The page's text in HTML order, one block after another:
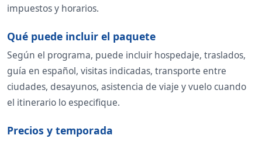
impuestos y horarios.
Qué puede incluir el paquete
Según el programa, puede incluir hospedaje, traslados,
guía en español, visitas indicadas, transporte entre
ciudades, desayunos, asistencia de viaje y vuelo cuando
el itinerario lo especifique.
Precios y temporada